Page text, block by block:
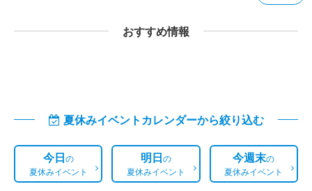
おすすめ情報
夏休みイベントカレンダーから絞り込む
今日の
夏休みイベント
明日の
夏休みイベント
今週末の
夏休みイベント